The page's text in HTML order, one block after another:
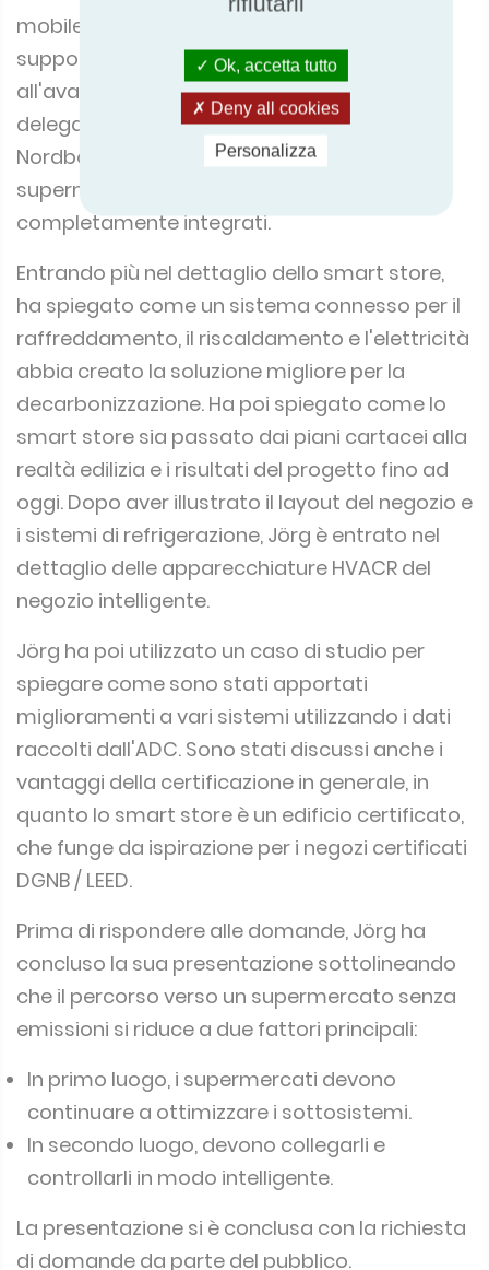
supporto di esperti e strutture di prova
all'avanguardia. Di particolare interesse per i
delegati è stato lo Smart Store Danfoss di
Nordborg, in Danimarca, che offre un
supermercato e un ADC Smart Store
completamente integrati.
Entrando più nel dettaglio dello smart store,
ha spiegato come un sistema connesso per il
raffreddamento, il riscaldamento e l'elettricità
abbia creato la soluzione migliore per la
decarbonizzazione. Ha poi spiegato come lo
smart store sia passato dai piani cartacei alla
realtà edilizia e i risultati del progetto fino ad
oggi. Dopo aver illustrato il layout del negozio e
i sistemi di refrigerazione, Jörg è entrato nel
dettaglio delle apparecchiature HVACR del
negozio intelligente.
Jörg ha poi utilizzato un caso di studio per
spiegare come sono stati apportati
miglioramenti a vari sistemi utilizzando i dati
raccolti dall'ADC. Sono stati discussi anche i
vantaggi della certificazione in generale, in
quanto lo smart store è un edificio certificato,
che funge da ispirazione per i negozi certificati
DGNB / LEED.
concluso la sua presentazione sottolineando
che il percorso verso un supermercato senza
emissioni si riduce a due fattori principali:
In primo luogo, i supermercati devono
continuare a ottimizzare i sottosistemi.
In secondo luogo, devono collegarli e
controllarli in modo intelligente.
La presentazione si è conclusa con la richiesta
di domande da parte del pubblico.
Ok, accetta tutto
Deny all cookies
Personalizza